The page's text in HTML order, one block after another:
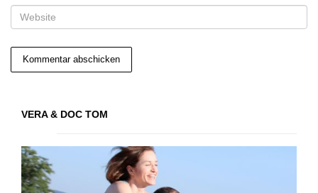
VERA & DOC TOM